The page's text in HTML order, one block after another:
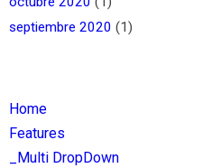
septiembre 2020 (1)
Home
Features
_Multi DropDown